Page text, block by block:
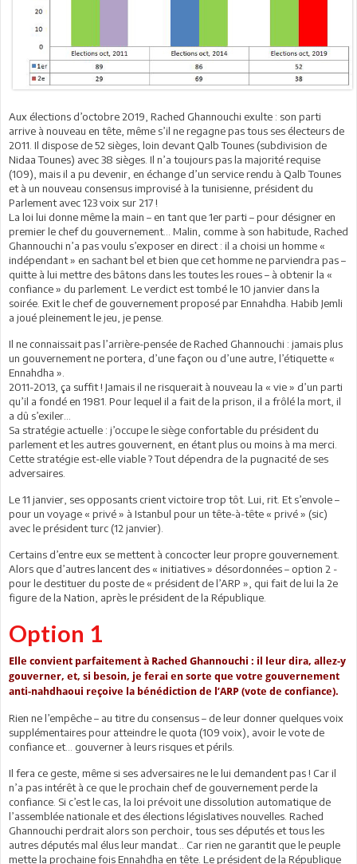
Aux élections d’octobre 2019, Rached Ghannouchi exulte : son parti
arrive à nouveau en tête, même s’il ne regagne pas tous ses électeurs de
2011. Il dispose de 52 sièges, loin devant Qalb Tounes (subdivision de
Nidaa Tounes) avec 38 sièges. Il n’a toujours pas la majorité requise
(109), mais il a pu devenir, en échange d’un service rendu à Qalb Tounes
et à un nouveau consensus improvisé à la tunisienne, président du
Parlement avec 123 voix sur 217 !
La loi lui donne même la main – en tant que 1er parti – pour désigner en
premier le chef du gouvernement… Malin, comme à son habitude, Rached
Ghannouchi n’a pas voulu s’exposer en direct : il a choisi un homme «
indépendant » en sachant bel et bien que cet homme ne parviendra pas –
quitte à lui mettre des bâtons dans les toutes les roues – à obtenir la «
confiance » du parlement. Le verdict est tombé le 10 janvier dans la
soirée. Exit le chef de gouvernement proposé par Ennahdha. Habib Jemli
a joué pleinement le jeu, je pense.
Il ne connaissait pas l’arrière-pensée de Rached Ghannouchi : jamais plus
un gouvernement ne portera, d’une façon ou d’une autre, l’étiquette «
Ennahdha ».
2011-2013, ça suffit ! Jamais il ne risquerait à nouveau la « vie » d’un parti
qu’il a fondé en 1981. Pour lequel il a fait de la prison, il a frôlé la mort, il
a dû s’exiler…
Sa stratégie actuelle : j’occupe le siège confortable du président du
parlement et les autres gouvernent, en étant plus ou moins à ma merci.
Cette stratégie est-elle viable ? Tout dépendra de la pugnacité de ses
adversaires.
Le 11 janvier, ses opposants crient victoire trop tôt. Lui, rit. Et s’envole –
pour un voyage « privé » à Istanbul pour un tête-à-tête « privé » (sic)
avec le président turc (12 janvier).
Certains d’entre eux se mettent à concocter leur propre gouvernement.
Alors que d’autres lancent des « initiatives » désordonnées – option 2 -
pour le destituer du poste de « président de l’ARP », qui fait de lui la 2e
figure de la Nation, après le président de la République.
Option 1
Elle convient parfaitement à Rached Ghannouchi : il leur dira, allez-y
gouverner, et, si besoin, je ferai en sorte que votre gouvernement
anti-nahdhaoui reçoive la bénédiction de l’ARP (vote de confiance).
Rien ne l’empêche – au titre du consensus – de leur donner quelques voix
supplémentaires pour atteindre le quota (109 voix), avoir le vote de
confiance et… gouverner à leurs risques et périls.
Il fera ce geste, même si ses adversaires ne le lui demandent pas ! Car il
n’a pas intérêt à ce que le prochain chef de gouvernement perde la
confiance. Si c’est le cas, la loi prévoit une dissolution automatique de
l’assemblée nationale et des élections législatives nouvelles. Rached
Ghannouchi perdrait alors son perchoir, tous ses députés et tous les
autres députés mal élus leur mandat… Car rien ne garantit que le peuple
mette la prochaine fois Ennahdha en tête. Le président de la République